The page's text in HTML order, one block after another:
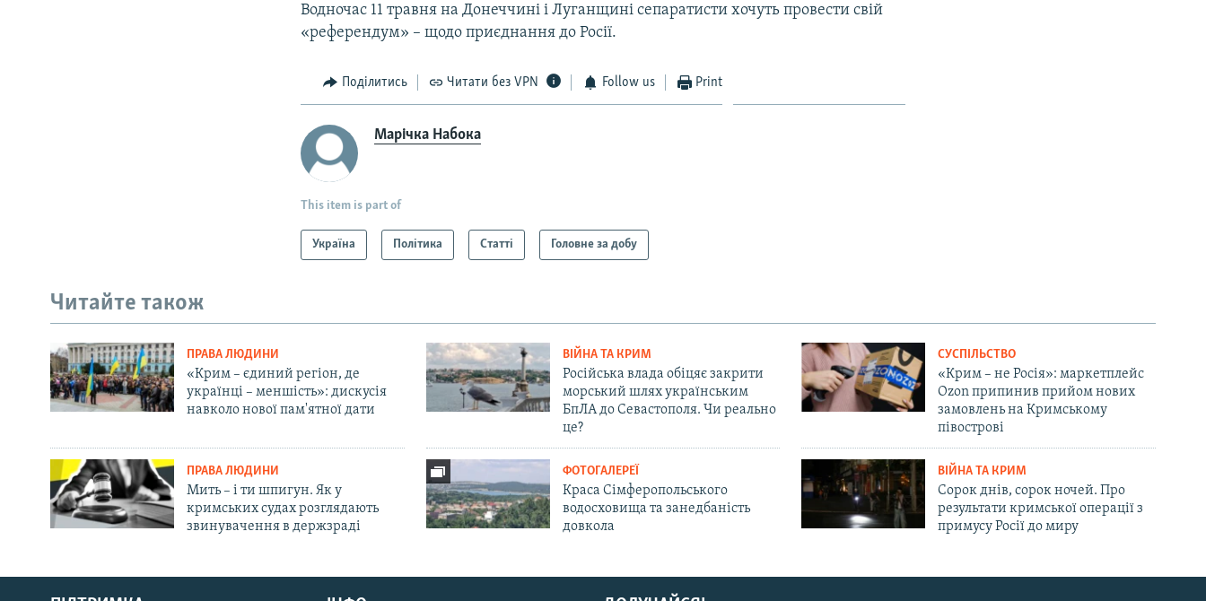
Русский
Водночас 11 травня на Донеччині і Луганщині сепаратисти хочуть провести свій
«референдум» – щодо приєднання до Росії.
Поділитись Читати без VPN Follow us Print
Марічка Набока
This item is part of
Україна Політика Статті Головне за добу
Читайте також
ПРАВА ЛЮДИНИ
«Крим – єдиний регіон, де
українці – меншість»: дискусія
навколо нової пам'ятної дати
ВІЙНА ТА КРИМ
Російська влада обіцяє закрити
морський шлях українським
БпЛА до Севастополя. Чи реально
це?
СУСПІЛЬСТВО
«Крим – не Росія»: маркетплейс
Ozon припинив прийом нових
замовлень на Кримському
півострові
ПРАВА ЛЮДИНИ
Мить – і ти шпигун. Як у
кримських судах розглядають
звинувачення в держзраді
ФОТОГАЛЕРЕЇ
Краса Сімферопольського
водосховища та занедбаність
довкола
ВІЙНА ТА КРИМ
Сорок днів, сорок ночей. Про
результати кримської операції з
примусу Росії до миру